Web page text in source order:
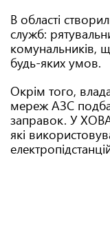
В області
служб:
комунальників,
будь-яких умов.
Окрім того,
мереж АЗС
заправок. У ХОВА
які